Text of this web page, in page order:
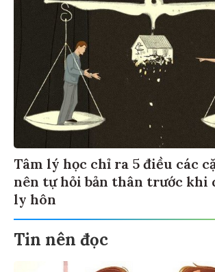
Tâm lý học chỉ ra 5 điều các
nên tự hỏi bản thân trước khi
ly hôn
Tin nên đọc